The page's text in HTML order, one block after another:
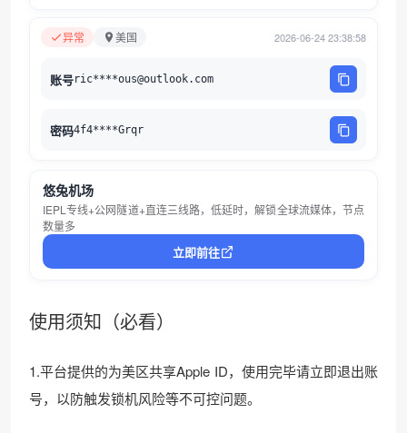
异常 美国 2026-06-24 23:38:58
账号ric****ous@outlook.com
密码4f4****Grqr
悠兔机场
IEPL专线+公网隧道+直连三线路，低延时，解锁全球流媒体，节点
数量多
立即前往
使用须知（必看）
1.平台提供的为美区共享Apple ID，使用完毕请立即退出账
号，以防触发锁机风险等不可控问题。